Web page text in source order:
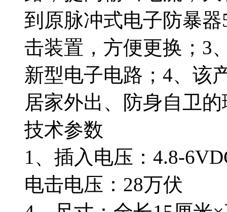
到原脉冲式电子防暴
击装置，方便更换；3
新型电子电路；4、该
居家外出、防身自卫
技术参数
1、插入电压：4.8-
电击电压：28万伏